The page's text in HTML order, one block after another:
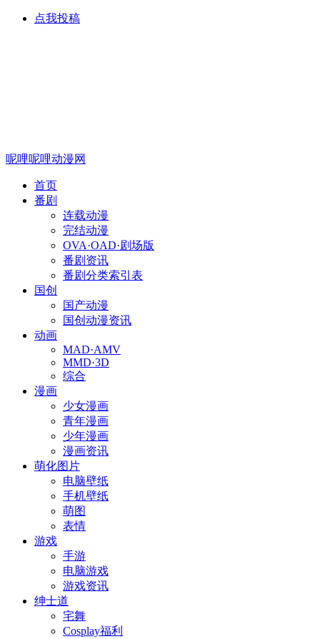
点我投稿
呢哩呢哩动漫网
首页
番剧
连载动漫
完结动漫
OVA·OAD·剧场版
番剧资讯
番剧分类索引表
国创
国产动漫
国创动漫资讯
动画
MAD·AMV
MMD·3D
综合
漫画
少女漫画
青年漫画
少年漫画
漫画资讯
萌化图片
电脑壁纸
手机壁纸
萌图
表情
游戏
手游
电脑游戏
游戏资讯
绅士道
宅舞
Cosplay福利